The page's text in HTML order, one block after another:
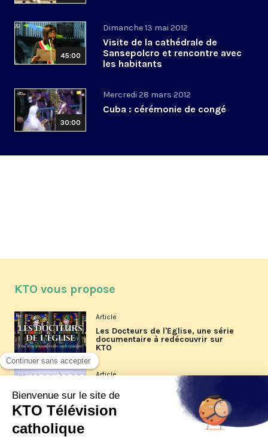
45:00
Dimanche 13 mai 2012
Visite de la cathédrale de
Sansepolcro et rencontre avec
les habitants
30:00
Mercredi 28 mars 2012
Cuba : cérémonie de congé
KTO vous propose
Article
Les Docteurs de l'Église, une série
documentaire à redécouvrir sur
KTO
Article
Les reportages d'été 2026 de KTO